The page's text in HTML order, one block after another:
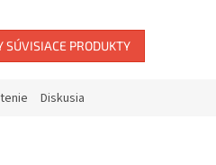
SÚVISIACE PRODUKTY
Diskusia